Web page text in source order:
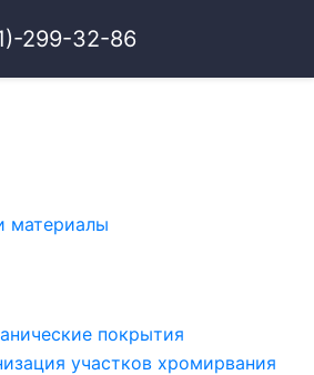
299-32-86
32-86
консультация!
материалы
покрытия
участков хромирвания